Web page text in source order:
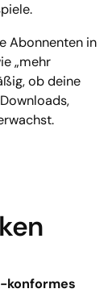
Abonnenten in
„mehr
ob deine
konformes